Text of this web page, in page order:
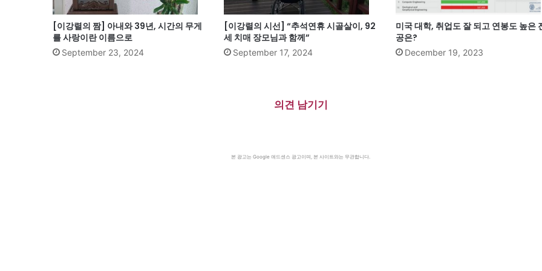
[이강렬의 짬] 아내와 39년, 시간의 무게
를 사랑이란 이름으로
September 23, 2024
[이강렬의 시선] “추석연휴 시골살이, 92
세 치매 장모님과 함께”
September 17, 2024
미국 대학, 취업도 잘 되고 연봉도 높은
공은?
December 19, 2023
의견 남기기
본 광고는 Google 애드센스 광고이며, 본 사이트와는 무관합니다.